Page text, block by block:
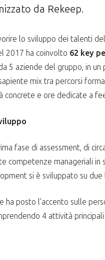
da Rekeep.
lo sviluppo dei talenti
2017 ha coinvolto 62 key
5 aziende del gruppo, in un
mix tra percorsi
concrete e ore dedicate a
fase di assessment, di
competenze manageriali in
si è sviluppato su due
ha posto l’accento sulle
4 attività